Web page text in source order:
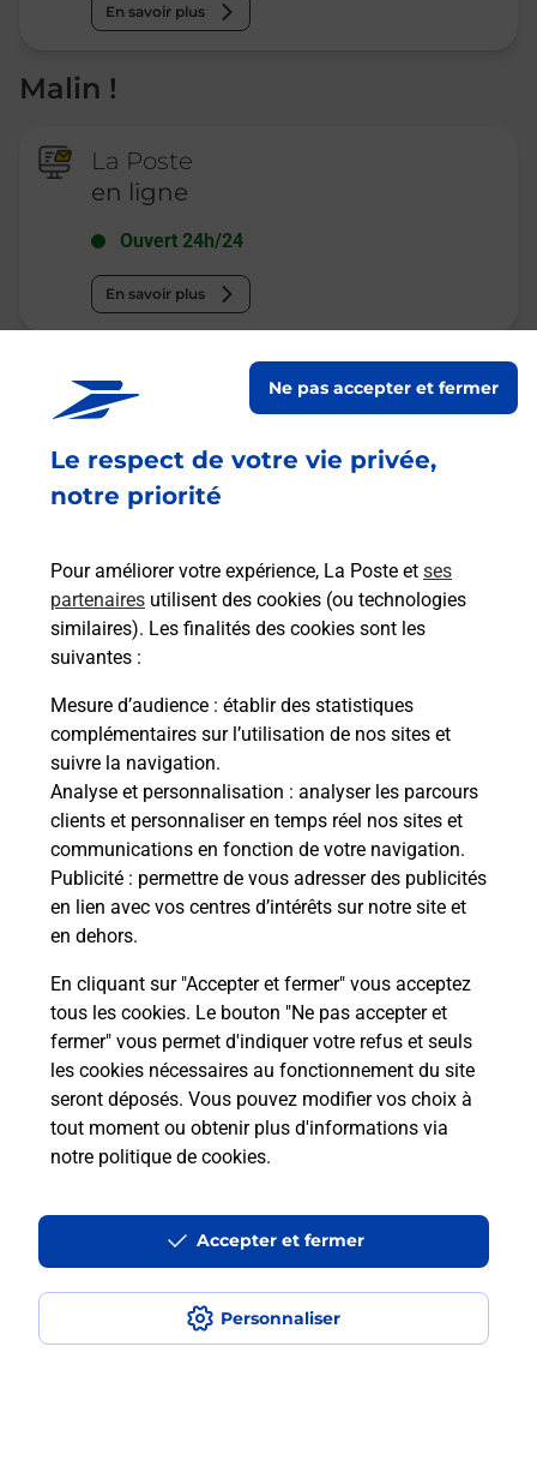
Le respect de votre vie privée,
notre priorité
Pour améliorer votre expérience, La Poste et ses
partenaires utilisent des cookies (ou technologies
similaires). Les finalités des cookies sont les
suivantes :
Mesure d’audience : établir des statistiques
complémentaires sur l’utilisation de nos sites et
suivre la navigation.
Analyse et personnalisation : analyser les parcours
clients et personnaliser en temps réel nos sites et
communications en fonction de votre navigation.
Publicité : permettre de vous adresser des publicités
en lien avec vos centres d’intérêts sur notre site et
en dehors.
En cliquant sur "Accepter et fermer" vous acceptez
tous les cookies. Le bouton "Ne pas accepter et
fermer" vous permet d'indiquer votre refus et seuls
les cookies nécessaires au fonctionnement du site
seront déposés. Vous pouvez modifier vos choix à
tout moment ou obtenir plus d'informations via
notre politique de cookies.
Personnaliser
Ne pas accepter et fermer
Accepter et fermer
En savoir plus
Malin !
La Poste
en ligne
Ouvert 24h/24
En savoir plus
Recherchez un autre point de contact
Questions fréquemment posées
Quel réseau utilise La Poste Mobile ?
numéro de mobile gratuitement ?
Est-ce que je peux bénéficier de la 5G
avec La Poste Mobile ?
Est-ce que je peux utiliser mon forfait
à l’étranger avec La Poste Mobile ?
Est-ce que je peux payer mon iPhone
en plusieurs fois avec La Poste Mobile
Est-ce que je peux assurer mon
iPhone ?
Localiser
SAINT JEAN DE VEDAS